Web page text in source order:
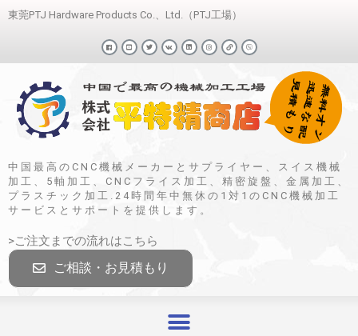
東莞PTJ Hardware Products Co.、Ltd.（PTJ工場）
中国最高のCNC機械メーカーとサプライヤー、スイス機械
加工、5軸加工、CNCフライス加工、精密旋盤、金属加工、
プラスチック加工.24時間年中無休の1対1のCNC機械加工
サービスとサポートを提供します。
>ご注文までの流れはこちら
ご相談・お見積もり